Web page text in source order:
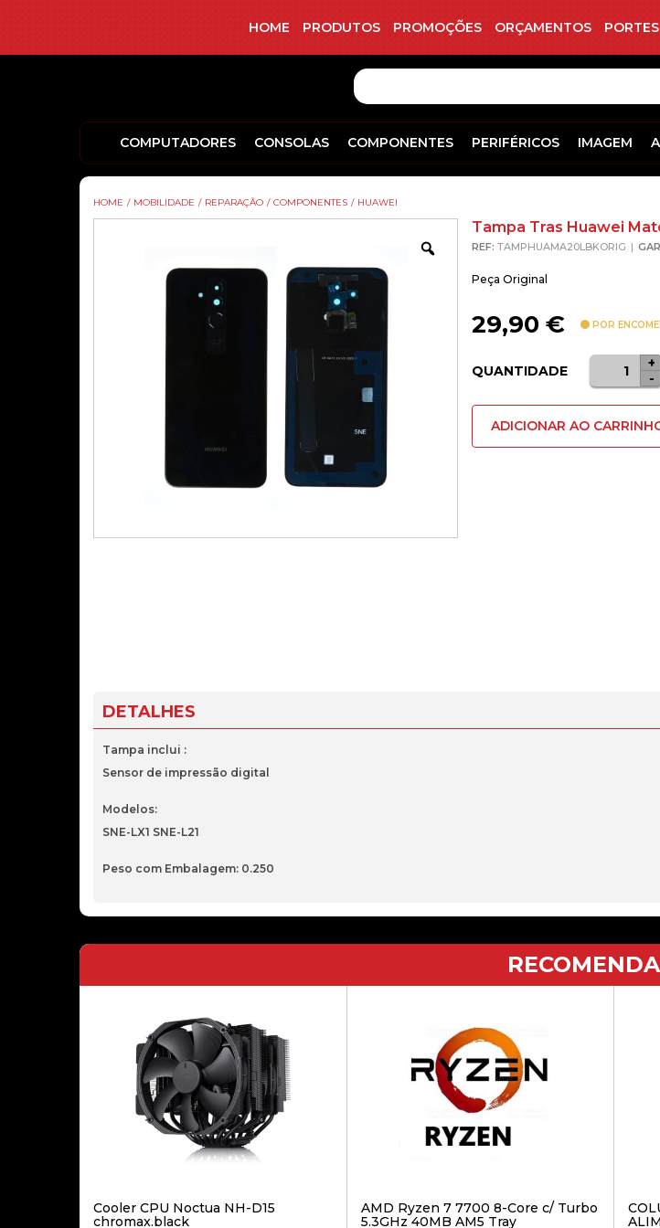
HOME PRODUTOS PROMOÇÕES ORÇAMENTOS PORTES
COMPUTADORES CONSOLAS COMPONENTES PERIFÉRICOS IMAGEM
HOME / MOBILIDADE / REPARAÇÃO / COMPONENTES / HUAWEI
Zoom
Tampa Tras Huawei
REF: TAMPHUAMA20LBKORIG
Peça Original
29,90 € POR
QUANTIDADE
de
Tampa
Tras
-
+
ADICIONAR AO
DETALHES
Tampa inclui :
Sensor de impressão digital
Modelos:
SNE-LX1 SNE-L21
Peso com Embalagem: 0.250
Cooler CPU Noctua NH-D15
chromax.black
AMD Ryzen 7 7700 8-Core c/ Turbo
5.3GHz 40MB AM5 Tray